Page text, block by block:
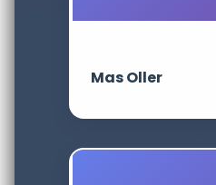
Mas Oller